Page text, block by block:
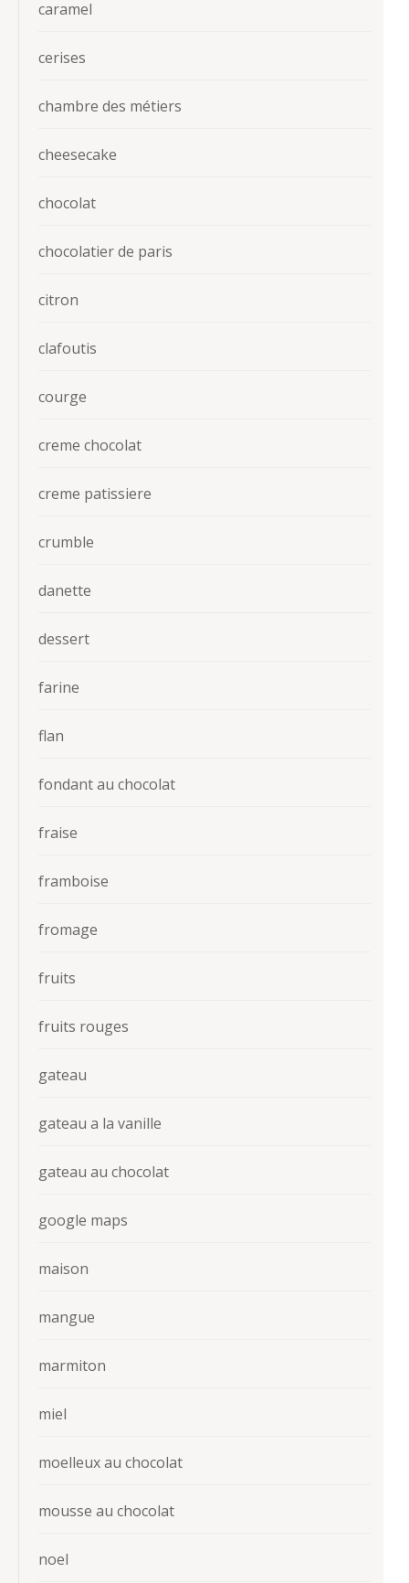
caramel
cerises
chambre des métiers
cheesecake
chocolat
chocolatier de paris
citron
clafoutis
courge
creme chocolat
creme patissiere
crumble
danette
dessert
farine
flan
fondant au chocolat
fraise
framboise
fromage
fruits
fruits rouges
gateau
gateau a la vanille
gateau au chocolat
google maps
maison
mangue
marmiton
miel
moelleux au chocolat
mousse au chocolat
noel